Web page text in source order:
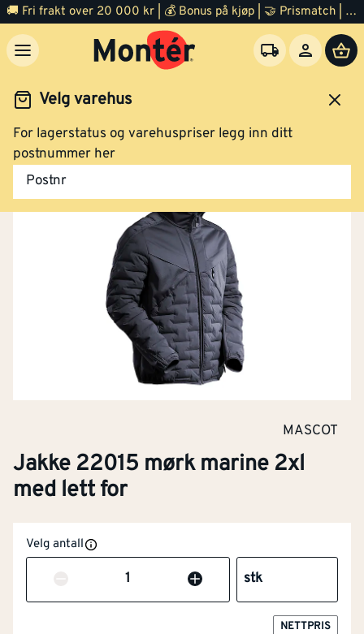
🚚 Fri frakt over 20 000 kr | 💰 Bonus på kjøp | 🤝 Prismatch | ⭐ 100% fornøyd garanti | 🏪 140 byggevarehus
Velg varehus
For lagerstatus og varehuspriser legg inn ditt
postnummer her
Postnr
og verneutstyr
MASCOT
Jakke 22015 mørk marine 2xl
med lett for
Velg antall
Antall stk
NETTPRIS